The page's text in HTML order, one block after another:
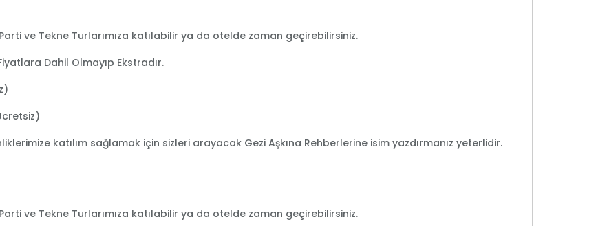
ve Tekne Turlarımıza katılabilir ya da otelde zaman geçirebilirsiniz.
Dahil Olmayıp Ekstradır.
katılım sağlamak için sizleri arayacak Gezi Aşkına Rehberlerine isim yazdırmanız yeterlidir.
ve Tekne Turlarımıza katılabilir ya da otelde zaman geçirebilirsiniz.